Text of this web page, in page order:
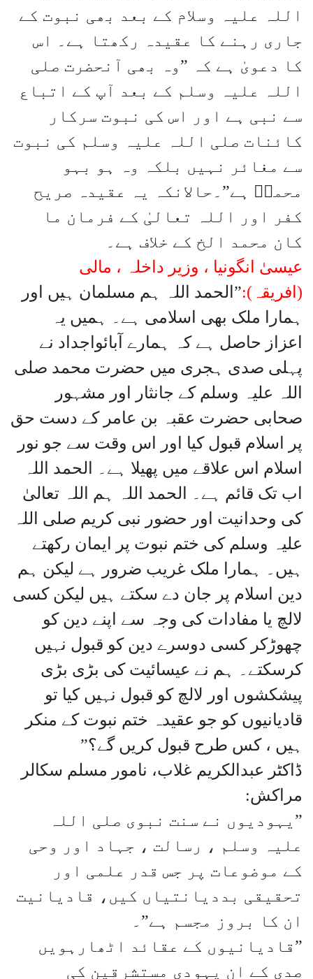
اللہ علیہ وسلام کے بعد بھی نبوت کے
جاری رہنے کا عقیدہ رکھتا ہے۔ اس
کا دعویٰ ہے کہ ”وہ بھی آنحضرت صلی
اللہ علیہ وسلم کے بعد آپ کے اتباع
سے نبی ہے اور اس کی نبوت سرکار
کائنات صلی اللہ علیہ وسلم کی نبوت
سے مغائر نہیں بلکہ وہ ہو بہو
محمدۖ ہے”۔حالانکہ یہ عقیدہ صریح
کفر اور اللہ تعالیٰ کے فرمان ما
کان محمد الخ کے خلاف ہے۔
عیسیٰ انگونیا ، وزیر داخلہ ، مالی
(افریقہ):”الحمد اللہ ہم مسلمان ہیں اور
ہمارا ملک بھی اسلامی ہے۔ ہمیں یہ
اعزاز حاصل ہے کہ ہمارے آبائواجداد نے
پہلی صدی ہجری میں حضرت محمد صلی
اللہ علیہ وسلم کے جانثار اور مشہور
صحابی حضرت عقبہ بن عامر کے دست حق
پر اسلام قبول کیا اور اس وقت سے جو نور
اسلام اس علاقے میں پھیلا ہے۔ الحمد اللہ
اب تک قائم ہے۔ الحمد اللہ ہم اللہ تعالیٰ
کی وحدانیت اور حضور نبی کریم صلی اللہ
علیہ وسلم کی ختم نبوت پر ایمان رکھتے
ہیں۔ ہمارا ملک غریب ضرور ہے لیکن ہم
دین اسلام پر جان دے سکتے ہیں لیکن کسی
لالچ یا مفادات کی وجہ سے اپنے دین کو
چھوڑکر کسی دوسرے دین کو قبول نہیں
کرسکتے۔ ہم نے عیسائیت کی بڑی بڑی
پیشکشوں اور لالچ کو قبول نہیں کیا تو
قادیانیوں کو جو عقیدہ ختم نبوت کے منکر
ہیں ، کس طرح قبول کریں گے؟”
ڈاکٹر عبدالکریم غلاب، نامور مسلم سکالر
مراکش:
”یہودیوں نے سنت نبوی صلی اللہ
علیہ وسلم ، رسالت ، جہاد اور وحی
کے موضوعات پر جس قدر علمی اور
تحقیقی بددیانتیاں کیں، قادیانیت
ان کا بروز مجسم ہے”۔
”قادیانیوں کے عقائد اٹھارہویں
صدی کے ان یہودی مستشرقین کی